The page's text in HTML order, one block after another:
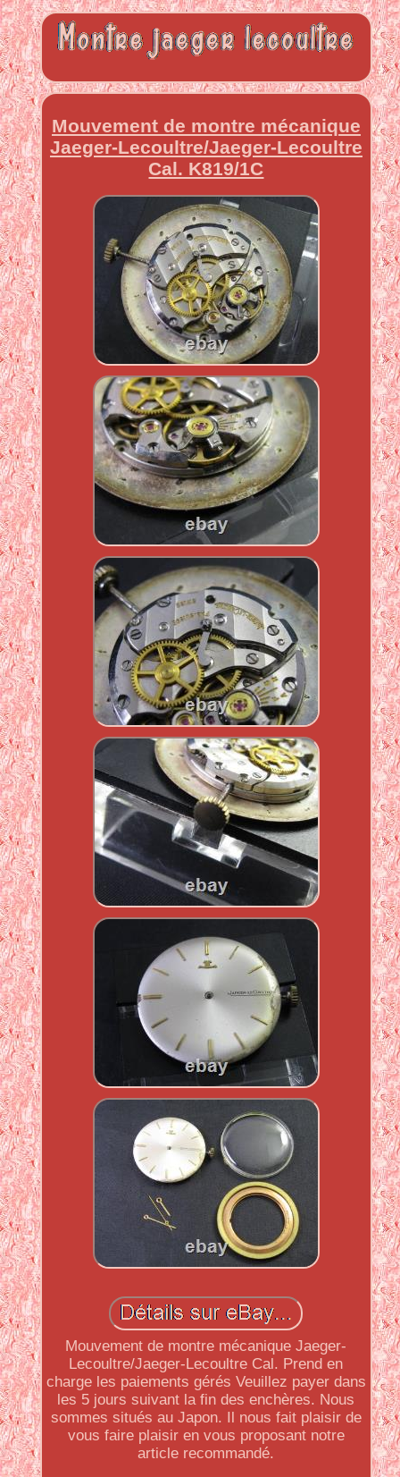
Mouvement de montre mécanique
Jaeger-Lecoultre/Jaeger-Lecoultre
Cal. K819/1C
Mouvement de montre mécanique Jaeger-
Lecoultre/Jaeger-Lecoultre Cal. Prend en
charge les paiements gérés Veuillez payer dans
les 5 jours suivant la fin des enchères. Nous
sommes situés au Japon. Il nous fait plaisir de
vous faire plaisir en vous proposant notre
article recommandé.